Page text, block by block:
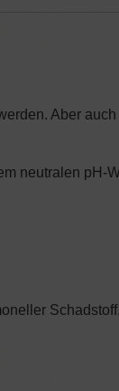
Aber
neutralen pH-